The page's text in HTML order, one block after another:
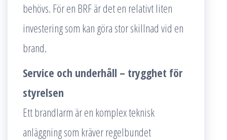
behövs. För en BRF är det en relativt liten
investering som kan göra stor skillnad vid en
brand.
Service och underhåll – trygghet för
styrelsen
Ett brandlarm är en komplex teknisk
anläggning som kräver regelbundet